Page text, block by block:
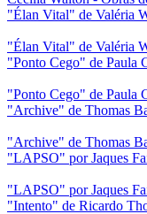
"Élan Vital" de Valéria
"Élan Vital" de Valéria
"Ponto Cego" de Paula
"Ponto Cego" de Paula
"Archive" de Thomas
"Archive" de Thomas
"LAPSO" por Jaques
"LAPSO" por Jaques
"Intento" de Ricardo